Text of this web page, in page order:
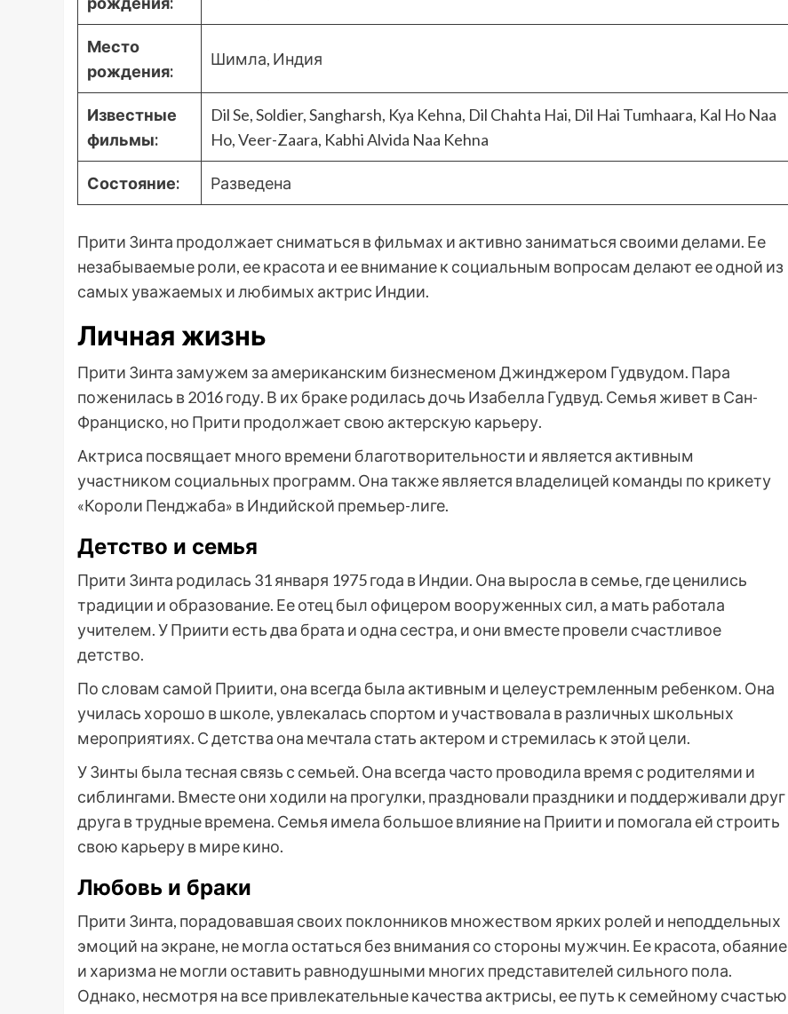
Место
рождения:
Шимла, Индия
Известные
фильмы:
Dil Se, Soldier, Sangharsh, Kya Kehna, Dil Chahta Hai, Dil Hai Tumhaara, Kal Ho Naa
Ho, Veer-Zaara, Kabhi Alvida Naa Kehna
Состояние: Разведена
Прити Зинта продолжает сниматься в фильмах и активно заниматься своими делами. Ее
незабываемые роли, ее красота и ее внимание к социальным вопросам делают ее одной из
самых уважаемых и любимых актрис Индии.
Личная жизнь
Прити Зинта замужем за американским бизнесменом Джинджером Гудвудом. Пара
поженилась в 2016 году. В их браке родилась дочь Изабелла Гудвуд. Семья живет в Сан-
Франциско, но Прити продолжает свою актерскую карьеру.
Актриса посвящает много времени благотворительности и является активным
участником социальных программ. Она также является владелицей команды по крикету
«Короли Пенджаба» в Индийской премьер-лиге.
Детство и семья
Прити Зинта родилась 31 января 1975 года в Индии. Она выросла в семье, где ценились
традиции и образование. Ее отец был офицером вооруженных сил, а мать работала
учителем. У Приити есть два брата и одна сестра, и они вместе провели счастливое
детство.
По словам самой Приити, она всегда была активным и целеустремленным ребенком. Она
училась хорошо в школе, увлекалась спортом и участвовала в различных школьных
мероприятиях. С детства она мечтала стать актером и стремилась к этой цели.
У Зинты была тесная связь с семьей. Она всегда часто проводила время с родителями и
сиблингами. Вместе они ходили на прогулки, праздновали праздники и поддерживали друг
друга в трудные времена. Семья имела большое влияние на Приити и помогала ей строить
свою карьеру в мире кино.
Любовь и браки
Прити Зинта, порадовавшая своих поклонников множеством ярких ролей и неподдельных
эмоций на экране, не могла остаться без внимания со стороны мужчин. Ее красота, обаяние
и харизма не могли оставить равнодушными многих представителей сильного пола.
Однако, несмотря на все привлекательные качества актрисы, ее путь к семейному счастью